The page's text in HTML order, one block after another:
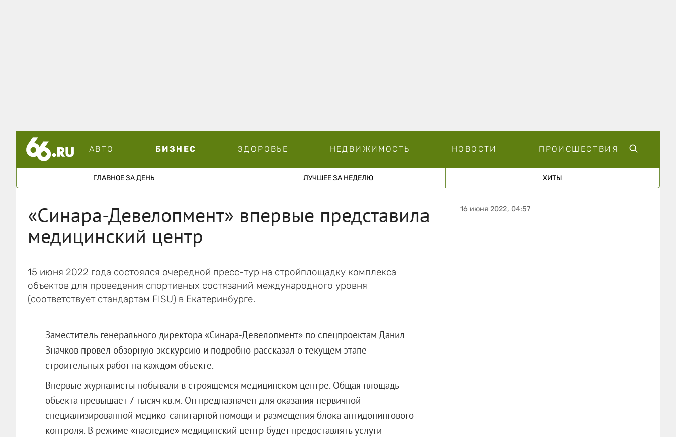
АВТО БИЗНЕС ЗДОРОВЬЕ НЕДВИЖИМОСТЬ НОВОСТИ ПРОИСШЕСТВИЯ
ГЛАВНОЕ ЗА ДЕНЬ ЛУЧШЕЕ ЗА НЕДЕЛЮ ХИТЫ
«Синара-Девелопмент» впервые представила
медицинский центр
15 июня 2022 года состоялся очередной пресс-тур на стройплощадку комплекса
объектов для проведения спортивных состязаний международного уровня
(соответствует стандартам FISU) в Екатеринбурге.
Заместитель генерального директора «Синара-Девелопмент» по спецпроектам Данил
Значков провел обзорную экскурсию и подробно рассказал о текущем этапе
строительных работ на каждом объекте.
Впервые журналисты побывали в строящемся медицинском центре. Общая площадь
объекта превышает 7 тысяч кв.м. Он предназначен для оказания первичной
специализированной медико-санитарной помощи и размещения блока антидопингового
контроля. В режиме «наследие» медицинский центр будет предоставлять услуги
16 июня 2022, 04:57